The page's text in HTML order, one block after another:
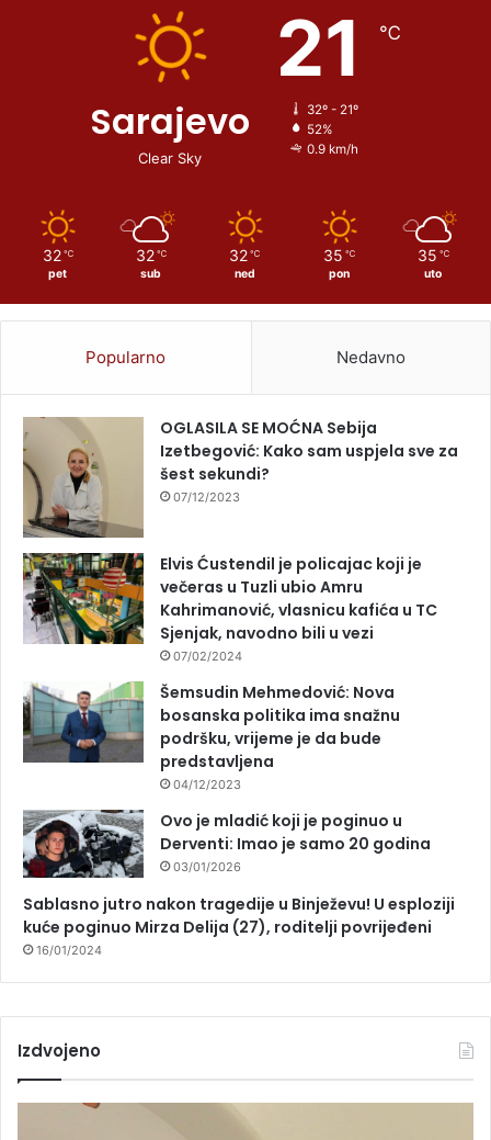
Sarajevo
Clear Sky
21 ℃
32º - 21º
52%
0.9 km/h
32 ℃
pet
32 ℃
sub
32 ℃
ned
35 ℃
pon
35 ℃
uto
Popularno Nedavno
OGLASILA SE MOĆNA Sebija
Izetbegović: Kako sam uspjela sve za
šest sekundi?
07/12/2023
Elvis Ćustendil je policajac koji je
večeras u Tuzli ubio Amru
Kahrimanović, vlasnicu kafića u TC
Sjenjak, navodno bili u vezi
07/02/2024
Šemsudin Mehmedović: Nova
bosanska politika ima snažnu
podršku, vrijeme je da bude
predstavljena
04/12/2023
Ovo je mladić koji je poginuo u
Derventi: Imao je samo 20 godina
03/01/2026
Sablasno jutro nakon tragedije u Binježevu! U esploziji
kuće poginuo Mirza Delija (27), roditelji povrijeđeni
16/01/2024
Izdvojeno